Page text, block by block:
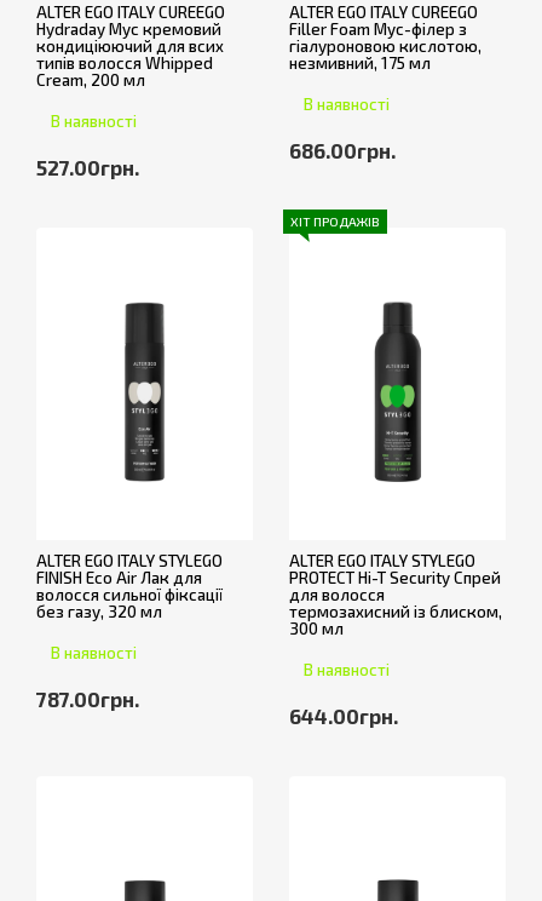
ALTER EGO ITALY CUREEGO
Hydraday Мус кремовий
кондиціюючий для всих
типів волосся Whipped
Cream, 200 мл
В наявності
527.00грн.
ALTER EGO ITALY CUREEGO
Filler Foam Мус-філер з
гіалуроновою кислотою,
незмивний, 175 мл
В наявності
686.00грн.
ALTER EGO ITALY STYLEGO
FINISH Eco Air Лак для
волосся сильної фіксації
без газу, 320 мл
В наявності
787.00грн.
ХІТ ПРОДАЖІВ
ALTER EGO ITALY STYLEGO
PROTECT Hi-T Security Спрей
для волосся
термозахисний із блиском,
300 мл
В наявності
644.00грн.